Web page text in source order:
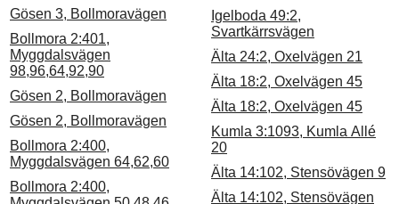
Gösen 3, Bollmoravägen
Bollmora 2:401,
Myggdalsvägen
98,96,64,92,90
Gösen 2, Bollmoravägen
Gösen 2, Bollmoravägen
Bollmora 2:400,
Myggdalsvägen 64,62,60
Bollmora 2:400,
Igelboda 49:2,
Svartkärrsvägen
Älta 24:2, Oxelvägen 21
Älta 18:2, Oxelvägen 45
Älta 18:2, Oxelvägen 45
Kumla 3:1093, Kumla Allé
20
Älta 14:102, Stensövägen 9
Älta 14:102, Stensövägen